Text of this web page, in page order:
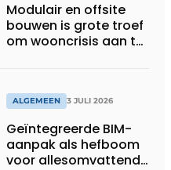
Modulair en offsite
bouwen is grote troef
om wooncrisis aan te
ALGEMEEN 3 JULI 2026
Geïntegreerde BIM-
aanpak als hefboom
voor allesomvattende